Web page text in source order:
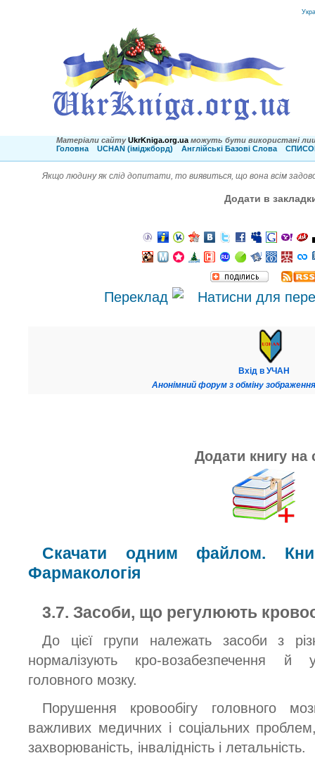
Матеріали сайту UkrKniga.org.ua можуть бути використані
Головна
UCHAN (іміджборд) Англійські Базові Слова
Якщо людину як слід допитати, то виявиться, що вона всім
Додати в
Переклад
Вхід в УЧАН
Анонімний форум з обміну
Додати книгу на
Скачати одним файлом.
Фармакологія
3.7. Засоби, що регулюють
До цієї групи належать засоби з
нормалізують кро-возабезпечення й
головного мозку.
Порушення кровообігу головного
важливих медичних і соціальних
захворюваність, інвалідність і летальність.